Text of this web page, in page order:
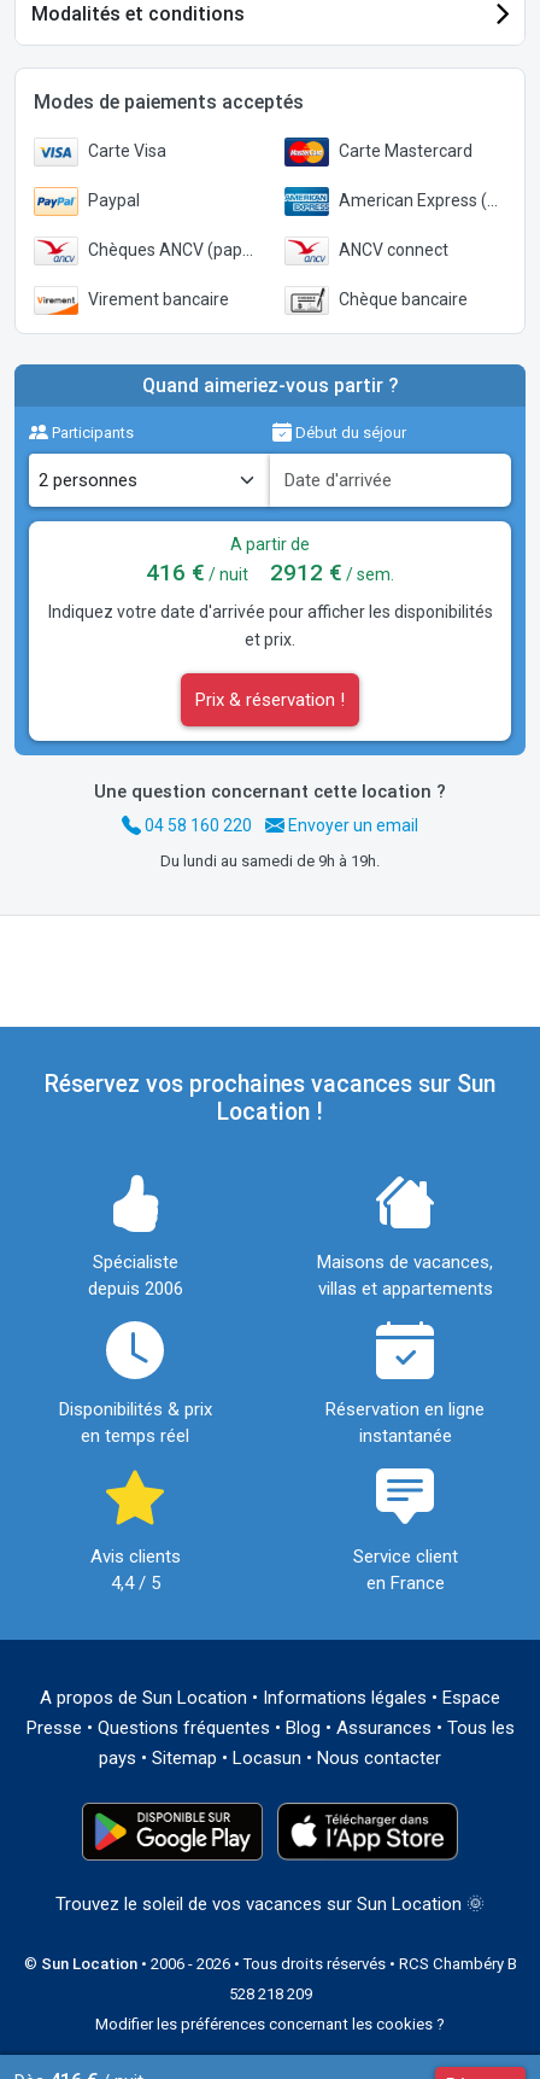
Modalités et conditions
Modes de paiements acceptés
Carte Visa Carte Mastercard
Paypal American Express (Paypal)
Chèques ANCV (papier) ANCV connect
Virement bancaire Chèque bancaire
Quand aimeriez-vous partir ?
Participants Début du séjour
A partir de
416 € / nuit 2912 € / sem.
Indiquez votre date d'arrivée pour afficher les disponibilités
et prix.
Prix & réservation !
Une question concernant cette location ?
04 58 160 220 Envoyer un email
Du lundi au samedi de 9h à 19h.
Réservez vos prochaines vacances sur Sun
Location !
Spécialiste
depuis 2006
Maisons de vacances,
villas et appartements
Disponibilités & prix
en temps réel
Réservation en ligne
instantanée
Avis clients
4,4 / 5
Service client
en France
A propos de Sun Location • Informations légales • Espace
Presse • Questions fréquentes • Blog • Assurances • Tous les
pays • Sitemap • Locasun • Nous contacter
Trouvez le soleil de vos vacances sur Sun Location 🌞
© Sun Location• 2006 - 2026 • Tous droits réservés • RCS Chambéry B
528 218 209
Modifier les préférences concernant les cookies ?